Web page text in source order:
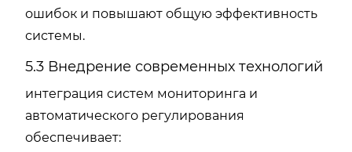
ошибок и повышают общую эффективность
системы.
5.3 Внедрение современных технологий
интеграция систем мониторинга и
автоматического регулирования
обеспечивает: